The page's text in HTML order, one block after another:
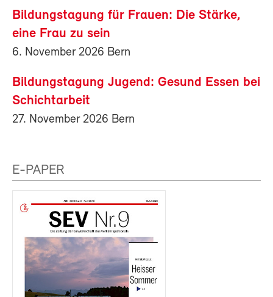
Bildungstagung für Frauen: Die Stärke,
eine Frau zu sein
6. November 2026 Bern
Bildungstagung Jugend: Gesund Essen bei
Schichtarbeit
27. November 2026 Bern
E-PAPER